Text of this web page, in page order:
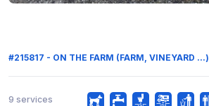
#215817 - ON THE FARM (FARM, VINEYARD ...)
9 services